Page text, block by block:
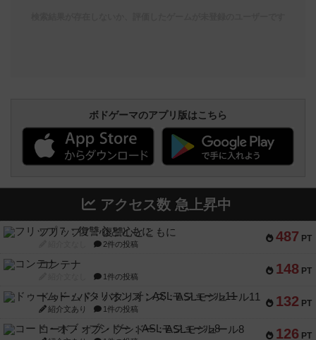
ボドゲーマのアプリ版はこちら
アクセス数 急上昇中
487 PT
フリップ７：復讐心とともに
2件の投稿
148 PT
コンテナ
1件の投稿
132 PT
ドゥームド・バタリオンズ：ASLモジュール11
紹介文あり 1件の投稿
126 PT
コード・オブ・ブシドー：ASLモジュール8